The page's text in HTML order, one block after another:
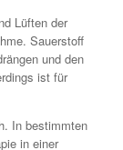
Lüften der
Sauerstoff
und den
ist für
In bestimmten
in einer